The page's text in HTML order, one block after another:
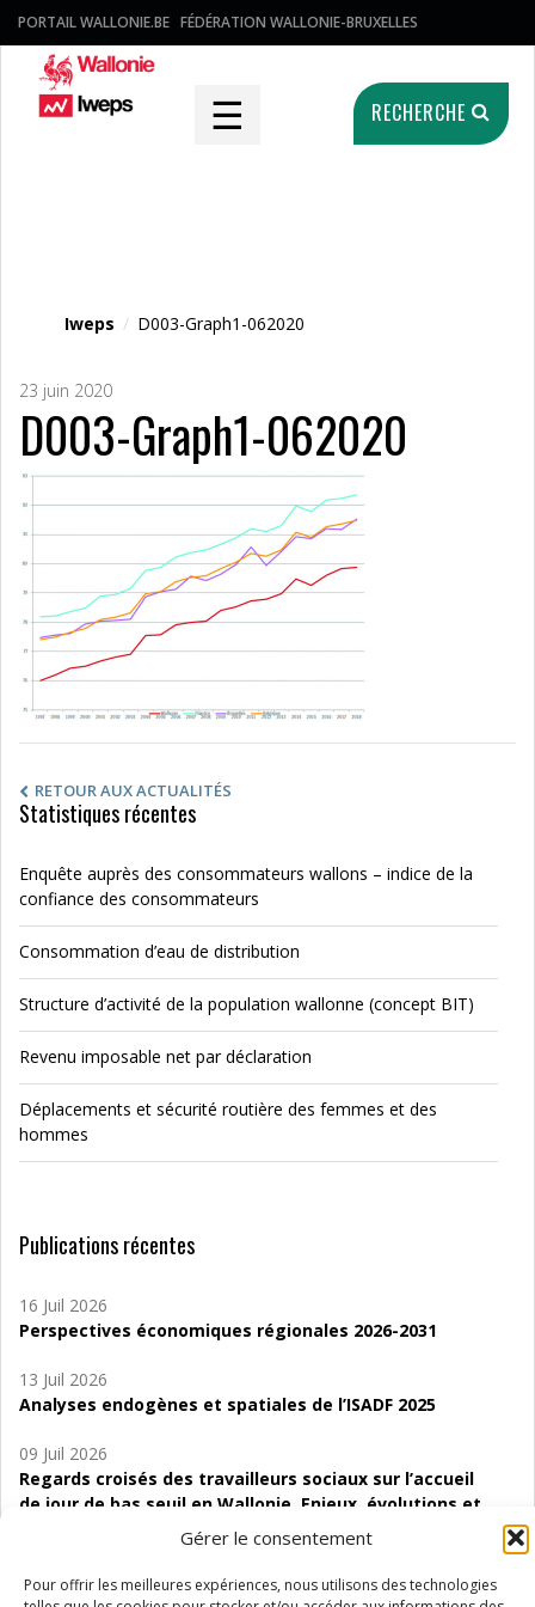
Gérer le consentement
Pour offrir les meilleures expériences, nous utilisons des technologies
PORTAIL WALLONIE.BE FÉDÉRATION WALLONIE-BRUXELLES
☰ RECHERCHE
Iweps / D003-Graph1-062020
23 juin 2020
D003-Graph1-062020
RETOUR AUX ACTUALITÉS
Statistiques récentes
Enquête auprès des consommateurs wallons – indice de la
confiance des consommateurs
Consommation d’eau de distribution
Structure d’activité de la population wallonne (concept BIT)
Revenu imposable net par déclaration
Déplacements et sécurité routière des femmes et des
hommes
Publications récentes
16 Juil 2026
Perspectives économiques régionales 2026-2031
13 Juil 2026
Analyses endogènes et spatiales de l’ISADF 2025
09 Juil 2026
Regards croisés des travailleurs sociaux sur l’accueil
de jour de bas seuil en Wallonie. Enjeux, évolutions et
06 Juil 2026